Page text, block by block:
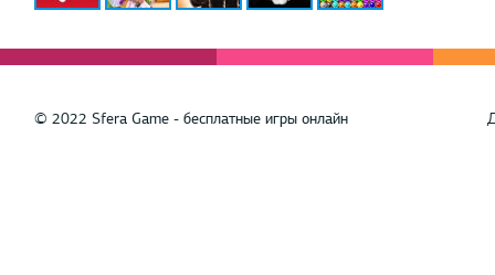
© 2022 Sfera Game - бесплатные игры онлайн